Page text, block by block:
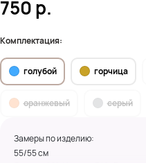
750р.
Комплектация:
голубой горчица
оранжевый серый
Замеры по изделию:
55/55 см